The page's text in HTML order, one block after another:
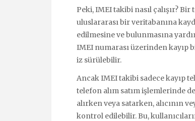
Peki, IMEI takibi nasıl çalışır?
uluslararası bir veritabanına
edilmesine ve bulunmasına
IMEI numarası üzerinden kayıp
iz sürülebilir.
Ancak IMEI takibi sadece kayıp
telefon alım satım işlemlerinde
alırken veya satarken, alıcının
kontrol edilebilir. Bu,